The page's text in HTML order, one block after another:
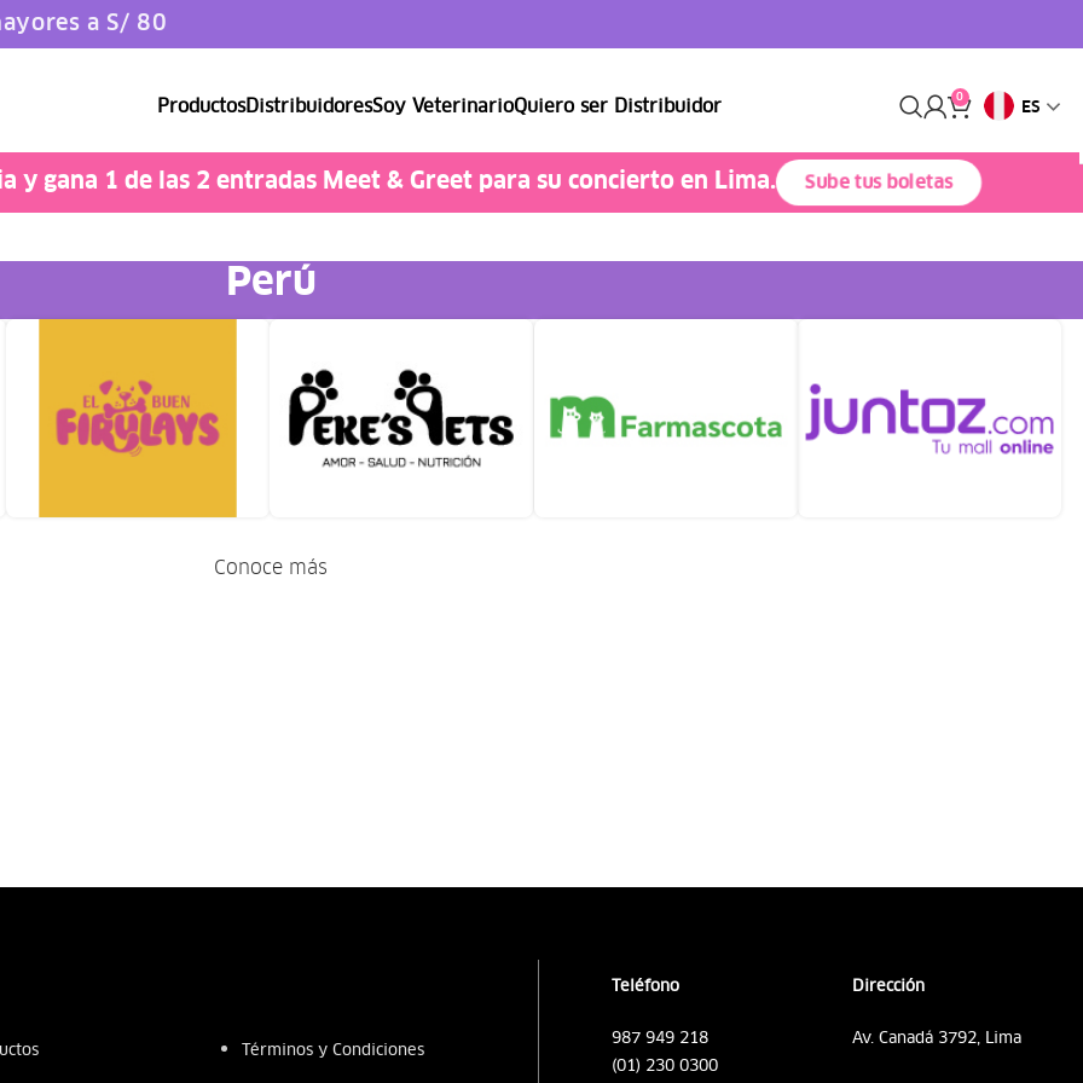
a S/ 80
ProductosDistribuidoresSoy VeterinarioQuiero ser Distribuidor 0
ES
y gana 1 de las 2 entradas Meet & Greet para su concierto en Lima. Sube tus boletas
Perú
Conoce más
Términos y Condiciones
Teléfono
987 949 218
(01) 230 0300
Dirección
Av. Canadá 3792, Lima